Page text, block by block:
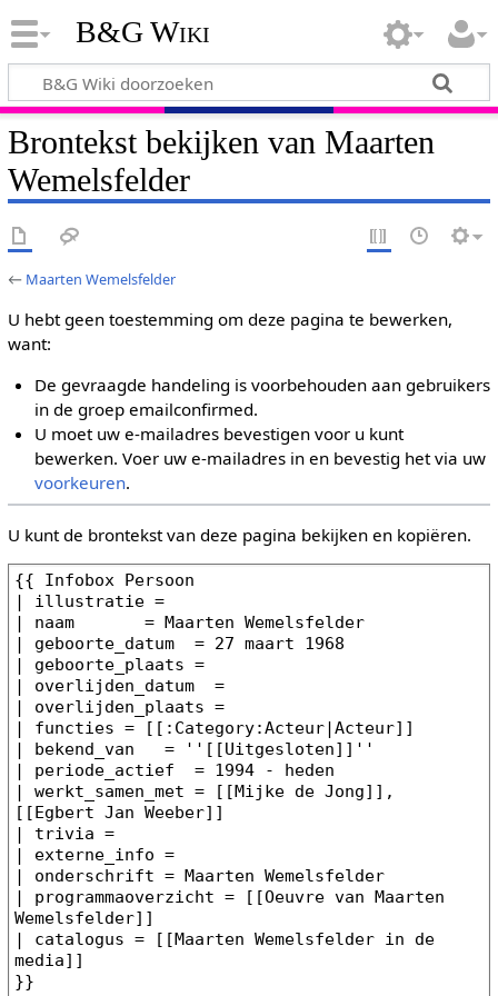
B&G Wiki
Brontekst bekijken van Maarten
Wemelsfelder
← Maarten Wemelsfelder
U hebt geen toestemming om deze pagina te bewerken,
want:
De gevraagde handeling is voorbehouden aan gebruikers
in de groep emailconfirmed.
U moet uw e-mailadres bevestigen voor u kunt
bewerken. Voer uw e-mailadres in en bevestig het via uw
voorkeuren.
U kunt de brontekst van deze pagina bekijken en kopiëren.